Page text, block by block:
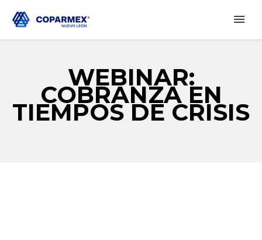
WEBINAR:
COBRANZA EN
TIEMPOS DE CRISIS